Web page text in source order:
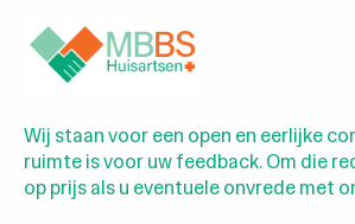
Huisartsen
Leidschendam
Wij staan voor een open en eerlijke
ruimte is voor uw feedback. Om die
op prijs als u eventuele onvrede met